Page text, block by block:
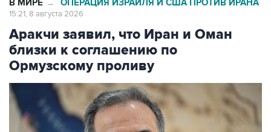
Аракчи заявил, что Иран и Оман
близки к соглашению по
Ормузскому проливу